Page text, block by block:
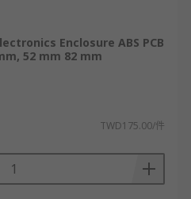
Enclosure ABS PCB
52 mm 82 mm
TWD175.00/件